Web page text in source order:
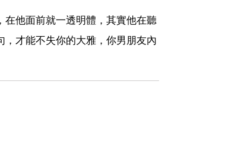
他面前就一透明體，其實他在聽
才能不失你的大雅，你男朋友內